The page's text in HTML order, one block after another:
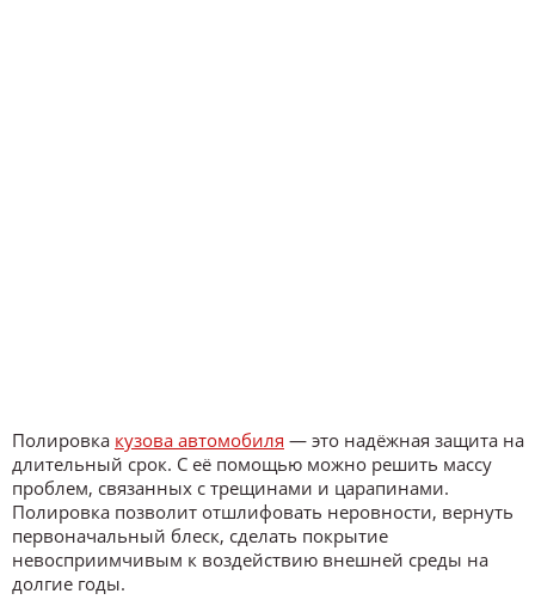
Полировка кузова автомобиля — это надёжная защита на
длительный срок. С её помощью можно решить массу
проблем, связанных с трещинами и царапинами.
Полировка позволит отшлифовать неровности, вернуть
первоначальный блеск, сделать покрытие
невосприимчивым к воздействию внешней среды на
долгие годы.